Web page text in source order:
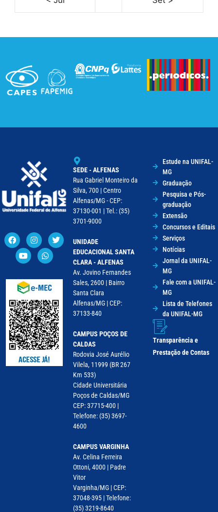
SEDE - ALFENAS
Rua Gabriel Monteiro da
Silva, 700 | Centro
Alfenas/MG - CEP:
37130-001 | Tel.: (35)
3701-9000
UNIDADE
EDUCACIONAL SANTA
CLARA - ALFENAS
Av. Jovino Fernandes
Sales, 2600 | Bairro
Santa Clara
Alfenas/MG | CEP:
37133-840
CAMPUS POÇOS DE
CALDAS
Rodovia José Aurélio
Vilela, 11999 (BR 267
Km 533)
Cidade Universitária
Poços de Caldas/MG
CEP: 37715-400 |
Telefone: (35) 3697-
4600
CAMPUS VARGINHA
Av. Celina Ferreira
Ottoni, 4000 | Padre
Vitor
Varginha/MG | CEP:
37048-395 | Telefone:
(35) 3219-8640
Estude na UNIFAL-
MG
Graduação
Pesquisa e Pós-
graduação
Extensão
Concursos e Editais
Serviços
Notícias
Jornal da UNIFAL-
MG
Fale com a UNIFAL-
MG
Lista de Telefones
da UNIFAL-MG
Transparência e
Prestação de Contas